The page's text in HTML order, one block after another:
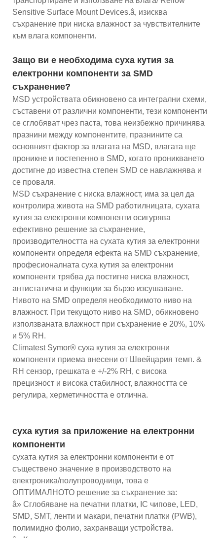
Sensitive Surface Mount Devices.â, изисква
съхранение при ниска влажност за чувствителните
към влага компоненти.
Защо ви е необходима суха кутия за
електронни компоненти за SMD
съхранение?
MSD устройствата обикновено са интегрални схеми,
съставени от различни компоненти, тези компоненти
се сглобяват чрез паста, това неизбежно причинява
празнини между компонентите, празнините са
основният фактор за влагата на MSD, влагата ще
проникне и постепенно в SMD, когато проникването
достигне до известна степен SMD се навлажнява и
се проваля.
MSD съхранение с ниска влажност, има за цел да
контролира живота на SMD работилницата, сухата
кутия за електронни компоненти осигурява
ефективно решение за съхранение,
производителността на сухата кутия за електронни
компоненти определя ефекта на SMD съхранение,
професионалната суха кутия за електронни
компоненти трябва да постигне ниска влажност,
антистатична и функции за бързо изсушаване.
Нивото на SMD определя необходимото ниво на
влажност. При текущото ниво на SMD, обикновено
използваната влажност при съхранение е 20%, 10%
и 5% RH.
Climatest Symor® суха кутия за електронни
компоненти приема внесени от Швейцария темп. &
RH сензор, грешката е +/-2% RH, с висока
прецизност и висока стабилност, влажността се
регулира, херметичността е отлична.
суха кутия за приложение на електронни
компоненти
сухата кутия за електронни компоненти е от
съществено значение в производството на
електроника/полупроводници, това е
ОПТИМАЛНОТО решение за съхранение за:
â» Сглобяване на печатни платки, IC чипове, LED,
SMD, SMT, ленти и макари, печатни платки (PWB),
полимидно фолио, захранващи устройства.